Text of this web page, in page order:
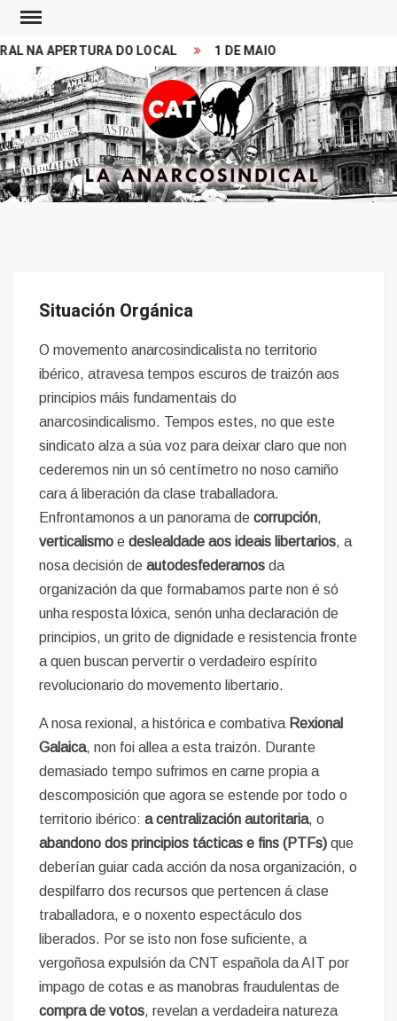
Skip
content
NA APERTURA DO LOCAL 1 DE MAIO 2026. MITIN 11:00
Search
Situación Orgánica
O movemento anarcosindicalista no territorio
ibérico, atravesa tempos escuros de traizón aos
principios máis fundamentais do
anarcosindicalismo. Tempos estes, no que este
sindicato alza a súa voz para deixar claro que non
cederemos nin un só centímetro no noso camiño
cara á liberación da clase traballadora.
Enfrontamonos a un panorama decorrupción,
verticalismo edeslealdade aos ideais libertarios, a
nosa decisión deautodesfederarnos da
organización da que formabamos parte non é só
unha resposta lóxica, senón unha declaración de
principios, un grito de dignidade e resistencia fronte
a quen buscan pervertir o verdadeiro espírito
revolucionario do movemento libertario.
A nosa rexional, a histórica e combativa Rexional
Galaica, non foi allea a esta traizón. Durante
demasiado tempo sufrimos en carne propia a
descomposición que agora se estende por todo o
territorio ibérico:a centralización autoritaria, o
abandono dos principios tácticas e fins (PTFs) que
deberían guiar cada acción da nosa organización, o
despilfarro dos recursos que pertencen á clase
traballadora, e o noxento espectáculo dos
liberados. Por se isto non fose suficiente, a
vergoñosa expulsión da CNT española da AIT por
impago de cotas e as manobras fraudulentas de
compra de votos, revelan a verdadeira natureza